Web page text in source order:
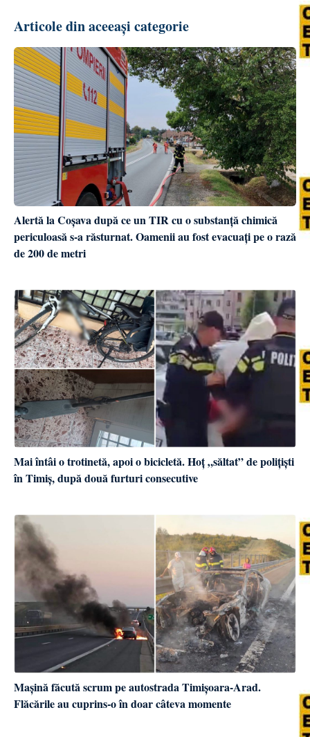
Articole din aceeași categorie
Alertă la Coșava după ce un TIR cu o substanță chimică
periculoasă s-a răsturnat. Oamenii au fost evacuați pe o rază
de 200 de metri
Mai întâi o trotinetă, apoi o bicicletă. Hoț „săltat” de polițiști
în Timiș, după două furturi consecutive
Mașină făcută scrum pe autostrada Timișoara-Arad.
Flăcările au cuprins-o în doar câteva momente